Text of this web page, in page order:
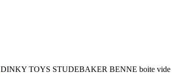
DINKY TOYS STUDEBAKER BENNE boite vide